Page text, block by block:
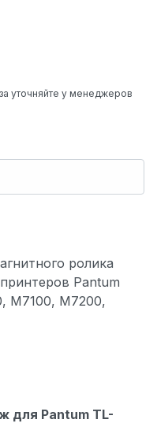
уточняйте у менеджеров
ролика
Pantum
M7100, M7200,
для Pantum TL-